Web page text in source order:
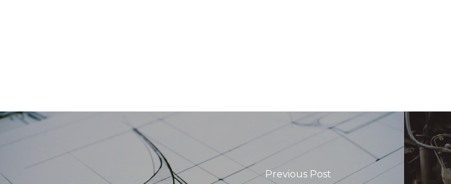
Previous Post